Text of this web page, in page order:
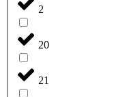
2
20
21